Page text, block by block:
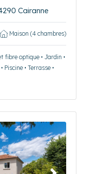
Cairanne
Maison (4 chambres)
fibre optique • Jardin •
• Terrasse •